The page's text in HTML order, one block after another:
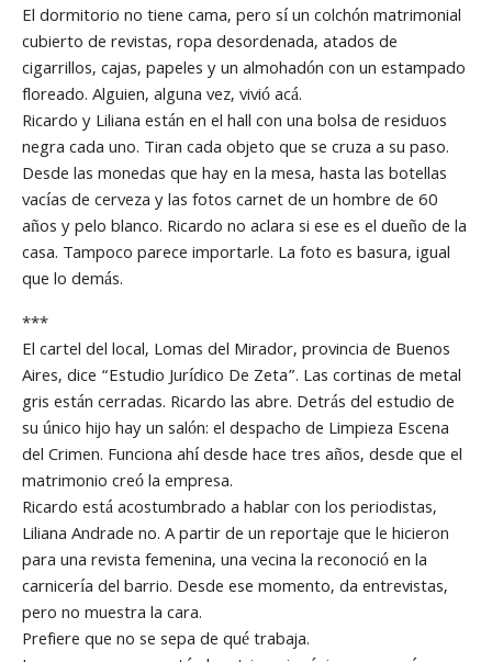
El dormitorio no tiene cama, pero sí un colchón matrimonial
cubierto de revistas, ropa desordenada, atados de
cigarrillos, cajas, papeles y un almohadón con un estampado
floreado. Alguien, alguna vez, vivió acá.
Ricardo y Liliana están en el hall con una bolsa de residuos
negra cada uno. Tiran cada objeto que se cruza a su paso.
Desde las monedas que hay en la mesa, hasta las botellas
vacías de cerveza y las fotos carnet de un hombre de 60
años y pelo blanco. Ricardo no aclara si ese es el dueño de la
casa. Tampoco parece importarle. La foto es basura, igual
que lo demás.
***
El cartel del local, Lomas del Mirador, provincia de Buenos
Aires, dice “Estudio Jurídico De Zeta”. Las cortinas de metal
gris están cerradas. Ricardo las abre. Detrás del estudio de
su único hijo hay un salón: el despacho de Limpieza Escena
del Crimen. Funciona ahí desde hace tres años, desde que el
matrimonio creó la empresa.
Ricardo está acostumbrado a hablar con los periodistas,
Liliana Andrade no. A partir de un reportaje que le hicieron
para una revista femenina, una vecina la reconoció en la
carnicería del barrio. Desde ese momento, da entrevistas,
pero no muestra la cara.
Prefiere que no se sepa de qué trabaja.